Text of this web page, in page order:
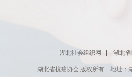
湖北社会组织网 湖北
湖北省抗癌协会 版权所有 地址：